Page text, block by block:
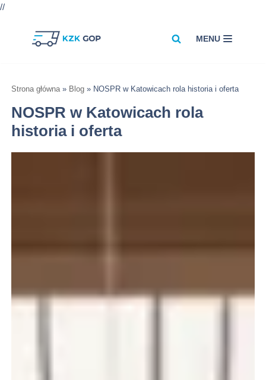
//
Przejdź
MENU
Strona główna » Blog » NOSPR w Katowicach rola historia i oferta
NOSPR w Katowicach rola
historia i oferta